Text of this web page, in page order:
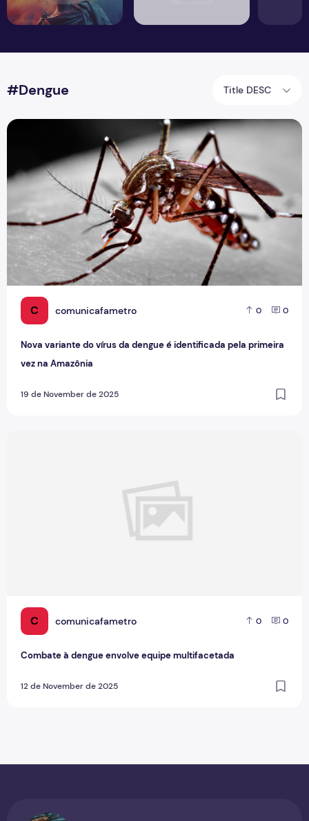
#Dengue Title DESC
C comunicafametro 0 0
Nova variante do vírus da dengue é identificada pela primeira
vez na Amazônia
19 de November de 2025
Nova variante do vírus da dengue é identificada pela
C comunicafametro 0 0
Combate à dengue envolve equipe multifacetada
12 de November de 2025